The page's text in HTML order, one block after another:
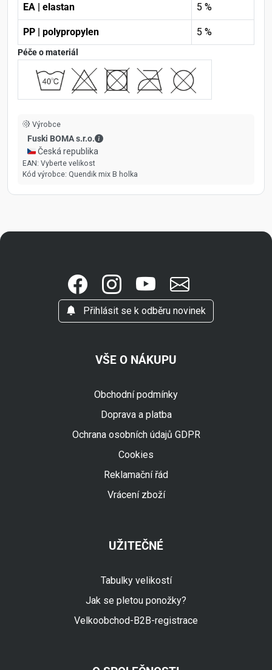
EA | elastan 5 %
PP | polypropylen 5 %
Péče o materiál
Výrobce
Fuski BOMA s.r.o.
Fuski BOMA s.r.o. - Kontaktní údaje
🇨🇿 Česká republika
EAN: Vyberte velikost
Kód výrobce: Quendik mix B holka
Přihlásit se k odběru novinek
VŠE O NÁKUPU
Obchodní podmínky
Doprava a platba
Ochrana osobních údajů GDPR
Cookies
Reklamační řád
Vrácení zboží
UŽITEČNÉ
Tabulky velikostí
Jak se pletou ponožky?
Velkoobchod-B2B-registrace